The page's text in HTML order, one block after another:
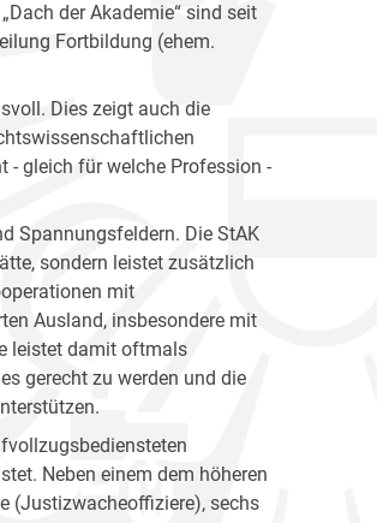
der Akademie“ sind seit
Fortbildung (ehem.
Dies zeigt auch die
- gleich für welche Profession -
Spannungsfeldern. Die StAK
sondern leistet zusätzlich
mit
Ausland, insbesondere mit
leistet damit oftmals
gerecht zu werden und die
Neben einem dem höheren
(Justizwacheoffiziere), sechs